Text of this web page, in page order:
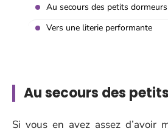
Au secours des petits dormeurs
Vers une literie performante
Au secours des
Si vous en avez assez d’avoir